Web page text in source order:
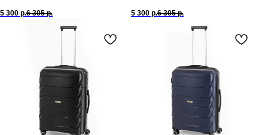
5 300 р.6 305 р.
5 300 р.6 305 р.